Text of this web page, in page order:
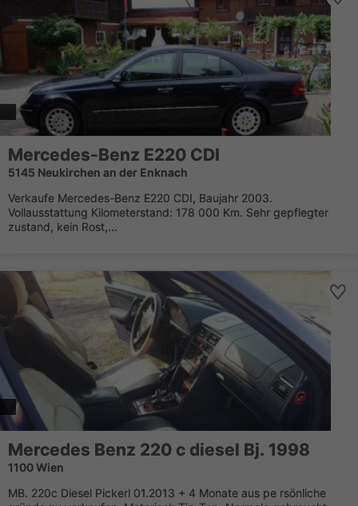
Mercedes-Benz E220 CDI
5145 Neukirchen an der Enknach
Verkaufe Mercedes-Benz E220 CDI, Baujahr 2003.
Vollausstattung Kilometerstand: 178 000 Km. Sehr gepflegter
zustand, kein Rost,...
Mercedes Benz 220 c diesel Bj. 1998
1100 Wien
MB. 220c Diesel Pickerl 01.2013 + 4 Monate aus pe rsönliche